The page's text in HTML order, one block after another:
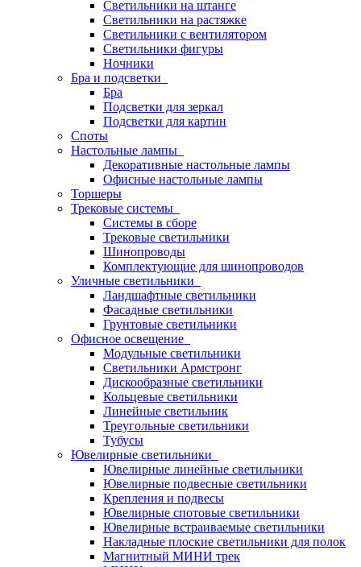
Светильники на штанге
Светильники на растяжке
Светильники с вентилятором
Светильники фигуры
Ночники
Бра и подсветки
Бра
Подсветки для зеркал
Подсветки для картин
Споты
Настольные лампы
Декоративные настольные лампы
Офисные настольные лампы
Торшеры
Трековые системы
Системы в сборе
Трековые светильники
Шинопроводы
Комплектующие для шинопроводов
Уличные светильники
Ландшафтные светильники
Фасадные светильники
Грунтовые светильники
Офисное освещение
Модульные светильники
Светильники Армстронг
Дискообразные светильники
Кольцевые светильники
Линейные светильник
Треугольные светильники
Тубусы
Ювелирные светильники
Ювелирные линейные светильники
Ювелирные подвесные светильники
Крепления и подвесы
Ювелирные спотовые светильники
Ювелирные встраиваемые светильники
Накладные плоские светильники для полок
Магнитный МИНИ трек